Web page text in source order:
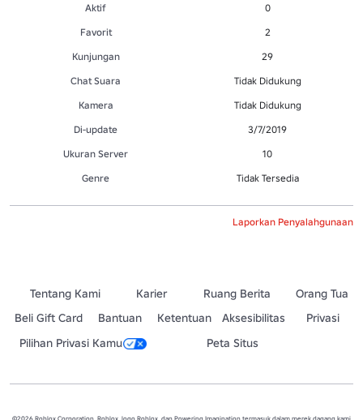
Aktif
0
Favorit
2
Kunjungan
29
Chat Suara
Tidak Didukung
Kamera
Tidak Didukung
Di-update
3/7/2019
Ukuran Server
10
Genre
Tidak Tersedia
Laporkan Penyalahgunaan
Tentang Kami Karier Ruang Berita
Orang Tua
Beli Gift Card
Bantuan Ketentuan Aksesibilitas
Privasi
Pilihan Privasi Kamu
Peta Situs
©2026 Roblox Corporation. Roblox, logo Roblox, dan Powering Imagination termasuk dalam merek dagang kami